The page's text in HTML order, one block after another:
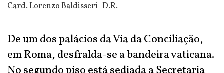
Card. Lorenzo Baldisseri | D.R.
De um dos palácios da Via da Conciliação,
em Roma, desfralda-se a bandeira vaticana.